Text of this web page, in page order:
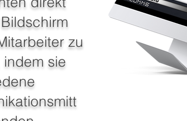
zu
sie